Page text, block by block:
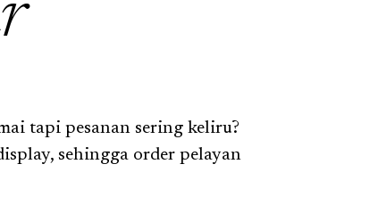
tapi pesanan sering keliru?
sehingga order pelayan